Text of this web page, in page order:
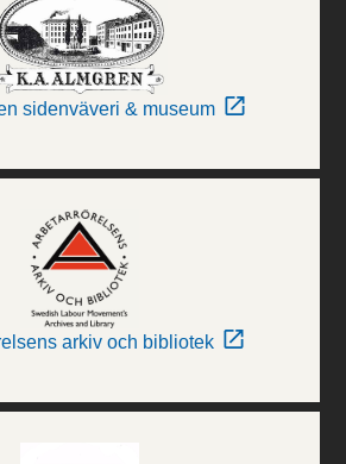
sidenväveri & museum
arkiv och bibliotek